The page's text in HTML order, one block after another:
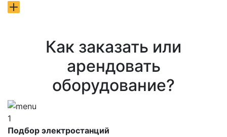
Как заказать или
арендовать
оборудование?
1
Подбор электростанций